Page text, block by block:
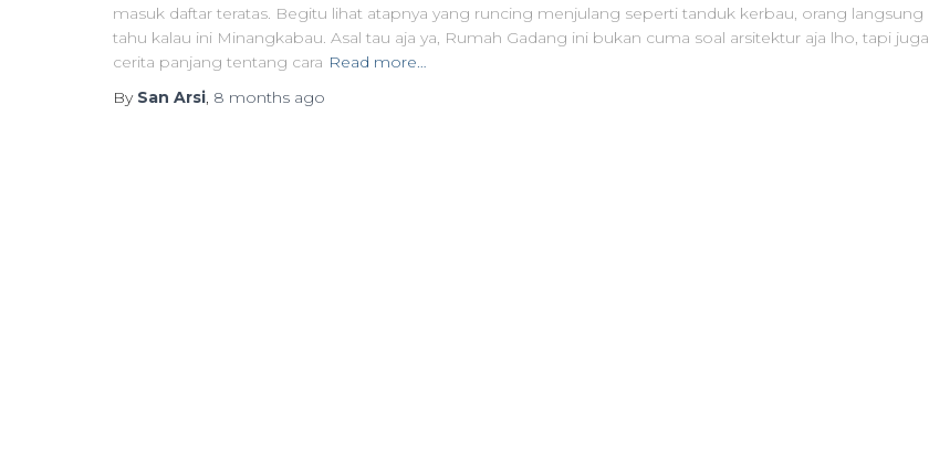
masuk daftar teratas. Begitu lihat atapnya yang runcing menjulang seperti tanduk kerbau, orang langsung
tahu kalau ini Minangkabau. Asal tau aja ya, Rumah Gadang ini bukan cuma soal arsitektur aja lho, tapi juga
cerita panjang tentang cara Read more…
By San Arsi, 8 months ago